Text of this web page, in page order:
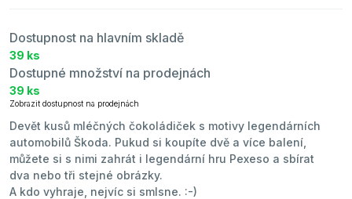
Dostupnost na hlavním skladě
39 ks
Dostupné množství na prodejnách
39 ks
Zobrazit dostupnost na prodejnách
Devět kusů mléčných čokoládiček s motivy legendárních
automobilů Škoda. Pukud si koupíte dvě a více balení,
můžete si s nimi zahrát i legendární hru Pexeso a sbírat
dva nebo tři stejné obrázky.
A kdo vyhraje, nejvíc si smlsne. :-)